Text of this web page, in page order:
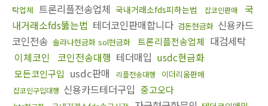
탁업체 트론리플전송업체 국내거래소fds피하는법 잡코인판매
국
내거래소fds뚫는법 테더코인판매합니다 검돈현금화 신용카드
코인전송 솔라나현금화 sol현금화 트론리플전송업체 대검세탁
이체코인 코인전송대행 테더매입 usdc현금화
모든코인구입 usdc판매 리플전송대행 이더리움판매
잡코인구입대행 신용카드테더구입 중고오다